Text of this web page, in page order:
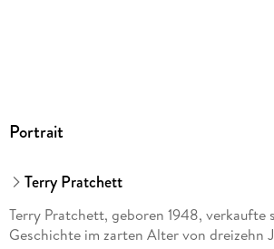
GTIN
Portrait
Terry Pratchett
Terry Pratchett, geboren 1948, verkaufte
Geschichte im zarten Alter von dreizehn